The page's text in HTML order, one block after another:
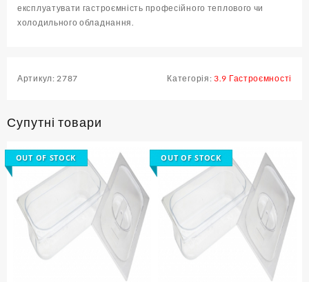
експлуатувати гастроємність професійного теплового чи
холодильного обладнання.
Артикул: 2787 Категорія:3.9 Гастроємності
Супутні товари
OUT OF STOCK OUT OF STOCK